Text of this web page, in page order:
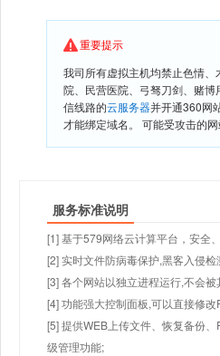
重要提示
我司所有虚拟主机均禁止色情
院、民营医院、弓驽刀剑、赌
信线路的云服务器并开通360网
才能绑定域名。 可能受攻击的
服务标准说明
[1] 基于579网络云计算平台，安全
[2] 实时文件防病毒保护,黑客入侵
[3] 各个网站以独立进程运行,不会
[4] 功能强大控制面板,可以直接修
[5] 提供WEB上传文件、恢复备份
级管理功能;